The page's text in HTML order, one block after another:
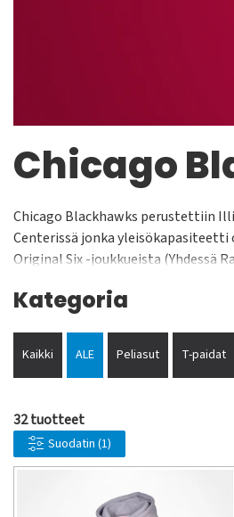
Chicago
Chicago Blackhawks perustettiin
Centerissä jonka yleisökapasiteetti
Original Six -joukkueista (Yhdessä
Kategoria
Kaikki ALE Peliasut T-paidat
32 tuotteet
Suodatin (1)